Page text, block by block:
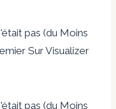
pas (du Moins
Sur Visualizer
pas (du Moins